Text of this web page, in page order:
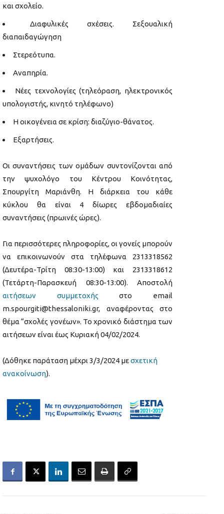
και σχολείο.
Διαφυλικές σχέσεις. Σεξουαλική
διαπαιδαγώγηση
Στερεότυπα.
Αναπηρία.
Νέες τεχνολογίες (τηλεόραση, ηλεκτρονικός
υπολογιστής, κινητό τηλέφωνο)
Η οικογένεια σε κρίση: διαζύγιο-θάνατος.
Εξαρτήσεις.
Οι συναντήσεις των ομάδων συντονίζονται από
την ψυχολόγο του Κέντρου Κοινότητας,
Σπουργίτη Μαριάνθη. Η διάρκεια του κάθε
κύκλου θα είναι 4 δίωρες εβδομαδιαίες
συναντήσεις (πρωινές ώρες).
Για περισσότερες πληροφορίες, οι γονείς μπορούν
να επικοινωνούν στα τηλέφωνα 2313318562
(Δευτέρα-Τρίτη 08:30-13:00) και 2313318612
(Τετάρτη-Παρασκευή 08:30-13:00). Αποστολή
αιτήσεων συμμετοχής στο email
m.spourgiti@thessaloniki.gr, αναφέροντας στο
θέμα “σχολές γονέων». Το χρονικό διάστημα των
αιτήσεων είναι έως Κυριακή 04/02/2024.
(Δόθηκε παράταση μέχρι 3/3/2024 μεσχετική
ανακοίνωση).